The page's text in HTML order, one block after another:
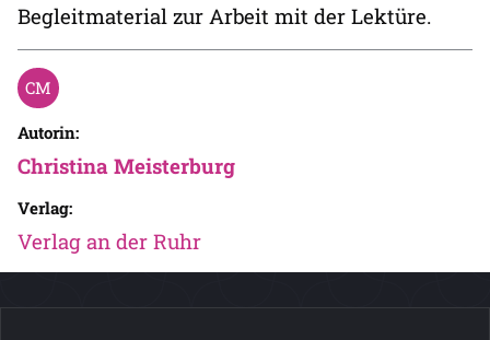
Begleitmaterial zur Arbeit mit der Lektüre.
Autorin:
Christina Meisterburg
Verlag:
Verlag an der Ruhr